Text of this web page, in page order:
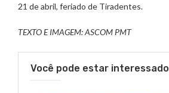
21 de abril, feriado de Tiradentes.
TEXTO E IMAGEM: ASCOM PMT
Você pode estar interessado